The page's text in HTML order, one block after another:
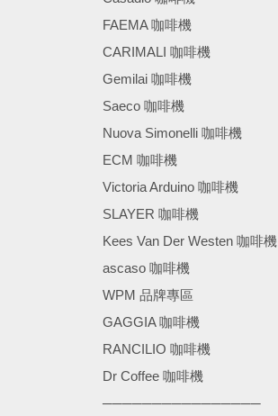
FAEMA 咖啡機
CARIMALI 咖啡機
Gemilai 咖啡機
Saeco 咖啡機
Nuova Simonelli 咖啡機
ECM 咖啡機
Victoria Arduino 咖啡機
SLAYER 咖啡機
Kees Van Der Westen 咖啡機
ascaso 咖啡機
WPM 品牌專區
GAGGIA 咖啡機
RANCILIO 咖啡機
Dr Coffee 咖啡機
────────────────